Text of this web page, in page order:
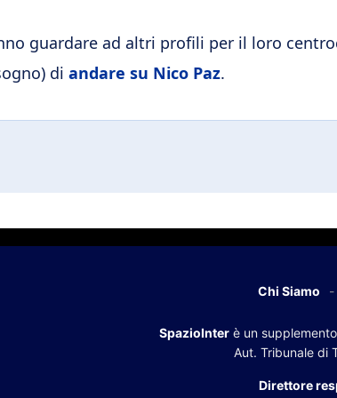
guardare ad altri profili per il loro
di andare su Nico Paz.
Chi Siamo
SpazioInterè un
Aut. Tribunale di
Direttore